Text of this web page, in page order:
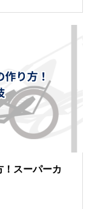
！スーパーカ